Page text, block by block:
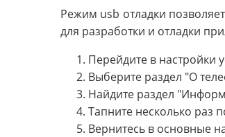
Режим usb отладки
для разработки и отладки
Перейдите в настройки
Выберите раздел "О
Найдите раздел
Тапните несколько раз
Вернитесь в основные